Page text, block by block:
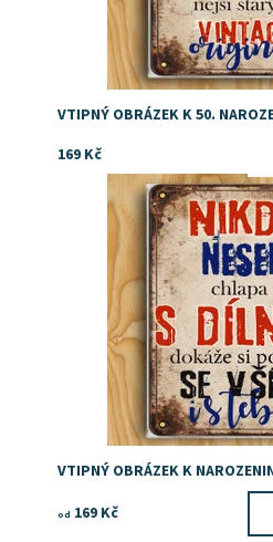
VTIPNÝ OBRÁZEK K 50.
169 Kč
Dárek pro kutila
Dostupnost:
Skladem
VTIPNÝ OBRÁZEK K
od 169 Kč